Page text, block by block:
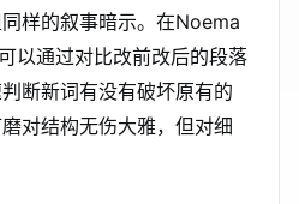
样的叙事暗示。在Noema
以通过对比改前改后的段落
断新词有没有破坏原有的
对结构无伤大雅，但对细